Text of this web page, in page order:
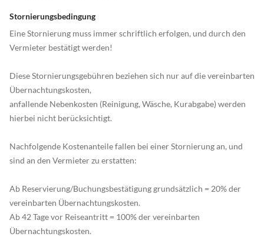
Stornierungsbedingung
Eine Stornierung muss immer schriftlich erfolgen, und durch den
Vermieter bestätigt werden!
Diese Stornierungsgebühren beziehen sich nur auf die vereinbarten
Übernachtungskosten,
anfallende Nebenkosten (Reinigung, Wäsche, Kurabgabe) werden
hierbei nicht berücksichtigt.
Nachfolgende Kostenanteile fallen bei einer Stornierung an, und
sind an den Vermieter zu erstatten:
Ab Reservierung/Buchungsbestätigung grundsätzlich = 20% der
vereinbarten Übernachtungskosten.
Ab 42 Tage vor Reiseantritt = 100% der vereinbarten
Übernachtungskosten.